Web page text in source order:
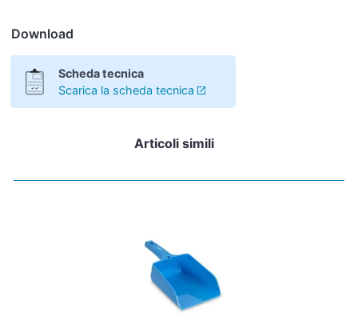
Download
Scheda tecnica
Scarica la scheda tecnica
Articoli simili